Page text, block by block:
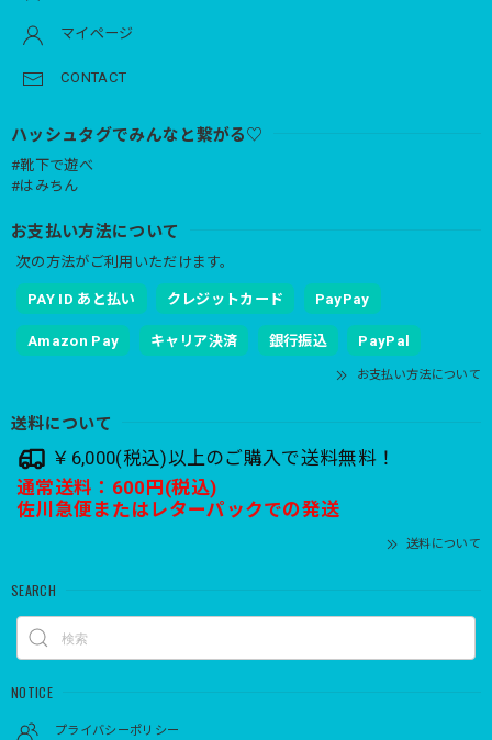
マイページ
CONTACT
ハッシュタグでみんなと繋がる♡
#靴下で遊べ
#はみちん
お支払い方法について
次の方法がご利用いただけます。
PAY ID あと払い クレジットカード PayPay
Amazon Pay キャリア決済 銀行振込 PayPal
お支払い方法について
送料について
￥6,000(税込)以上のご購入で送料無料！
通常送料：600円(税込)
佐川急便またはレターパックでの発送
送料について
SEARCH
NOTICE
プライバシーポリシー